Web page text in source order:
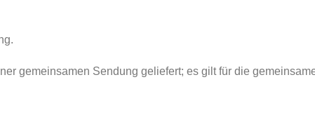
gemeinsamen Sendung geliefert; es gilt für die